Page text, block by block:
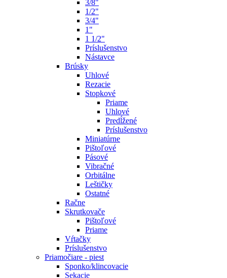
3/8"
1/2"
3/4"
1"
1 1/2"
Príslušenstvo
Nástavce
Brúsky
Uhlové
Rezacie
Stopkové
Priame
Uhlové
Predĺžené
Príslušenstvo
Miniatúrne
Pištoľové
Pásové
Vibračné
Orbitálne
Leštičky
Ostatné
Račne
Skrutkovače
Pištoľové
Priame
Vŕtačky
Príslušenstvo
Priamočiare - piest
Sponko/klincovacie
Sekacie